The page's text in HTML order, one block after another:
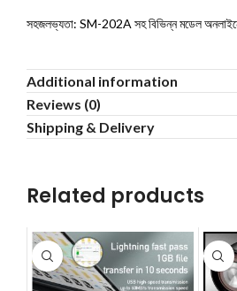
সহজলভ্যতা: SM-202A সহ বিভিন্ন মডেল
Additional information
Reviews (0)
Shipping & Delivery
Related products